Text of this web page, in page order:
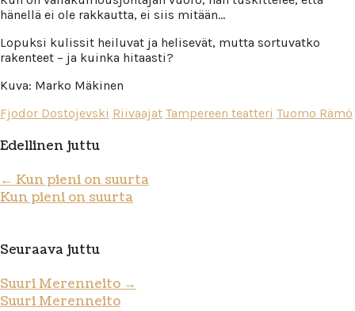
hänellä ei ole rakkautta, ei siis mitään…
Lopuksi kulissit heiluvat ja helisevät, mutta sortuvatko
rakenteet – ja kuinka hitaasti?
Kuva: Marko Mäkinen
Fjodor Dostojevski Riivaajat Tampereen teatteri Tuomo Rämö
Edellinen juttu
← Kun pieni on suurta
Kun pieni on suurta
Seuraava juttu
Suuri Merenneito →
Suuri Merenneito